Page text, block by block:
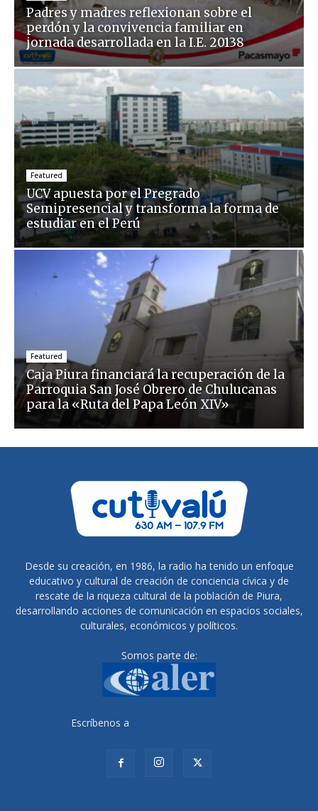
Padres y madres reflexionan sobre el
perdón y la convivencia familiar en
jornada desarrollada en la I.E. 20138
Featured
UCV apuesta por el Pregrado
Semipresencial y transforma la forma de
estudiar en el Perú
Featured
Caja Piura financiará la recuperación de la
Parroquia San José Obrero de Chulucanas
para la «Ruta del Papa León XIV»
Desde su creación, en 1986, la radio ha tenido un enfoque
educativo y cultural de creación de conciencia cívica y de
rescate de la riqueza cultural de la población de Piura,
desarrollando acciones de comunicación en espacios sociales,
culturales, económicos y políticos.
Somos parte de:
Escríbenos a